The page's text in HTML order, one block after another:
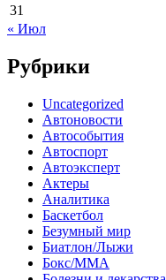
31
« Июл
Рубрики
Uncategorized
Автоновости
Автособытия
Автоспорт
Автоэксперт
Актеры
Аналитика
Баскетбол
Безумный мир
Биатлон/Лыжи
Бокс/MMA